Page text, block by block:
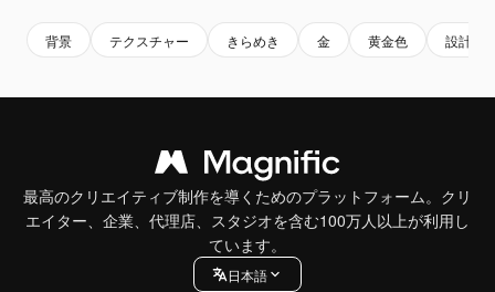
背景 テクスチャー きらめき 金 黄金色 設計
最高のクリエイティブ制作を導くためのプラットフォーム。クリ
エイター、企業、代理店、スタジオを含む100万人以上が利用し
ています。
日本語